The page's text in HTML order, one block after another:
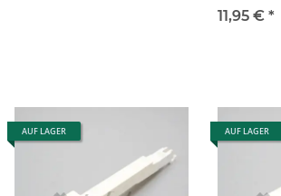
11,95 € *
AUF LAGER AUF LAGER